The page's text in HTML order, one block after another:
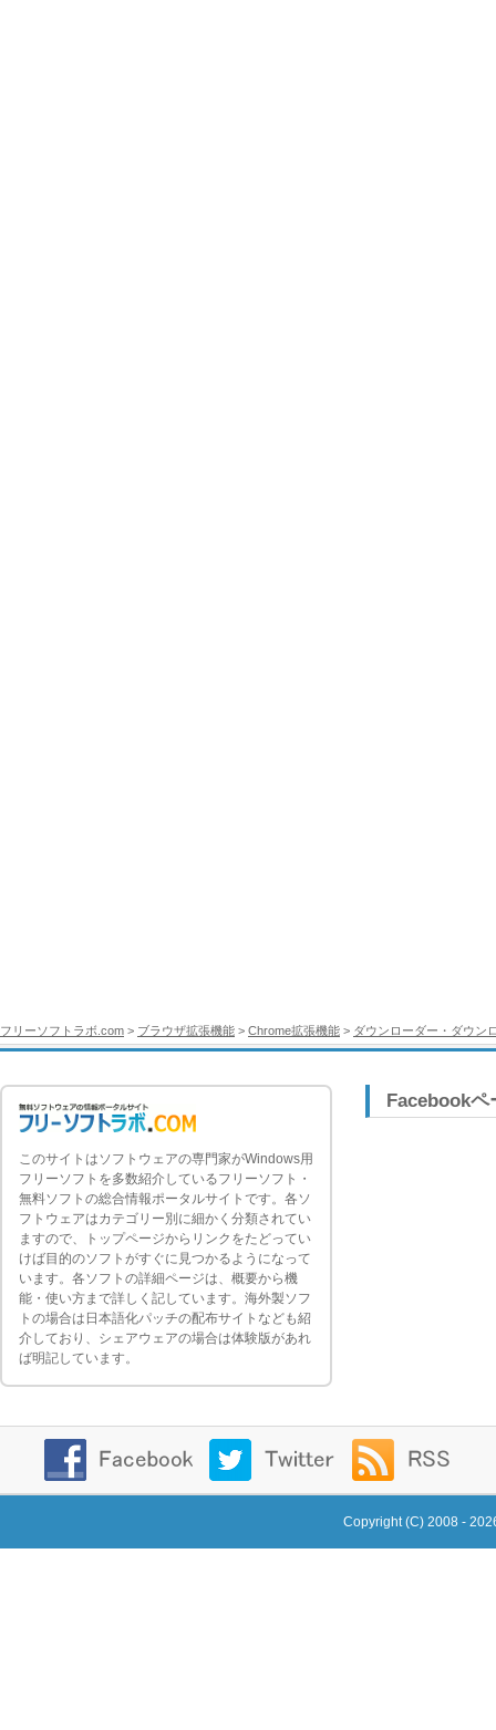
フリーソフトラボ.com > ブラウザ拡張機能 > Chrome拡張機能 > ダウンローダー・ダウン
このサイトはソフトウェアの専門家がWindows用
フリーソフトを多数紹介しているフリーソフト・
無料ソフトの総合情報ポータルサイトです。各ソ
フトウェアはカテゴリー別に細かく分類されてい
ますので、トップページからリンクをたどってい
けば目的のソフトがすぐに見つかるようになって
います。各ソフトの詳細ページは、概要から機
能・使い方まで詳しく記しています。海外製ソフ
トの場合は日本語化パッチの配布サイトなども紹
介しており、シェアウェアの場合は体験版があれ
ば明記しています。
Facebookペ
Copyright (C) 2008 -